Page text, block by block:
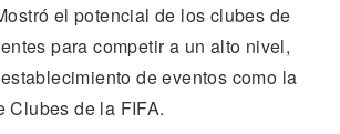
el potencial de los clubes de
para competir a un alto nivel,
de eventos como la
Clubes de la FIFA.